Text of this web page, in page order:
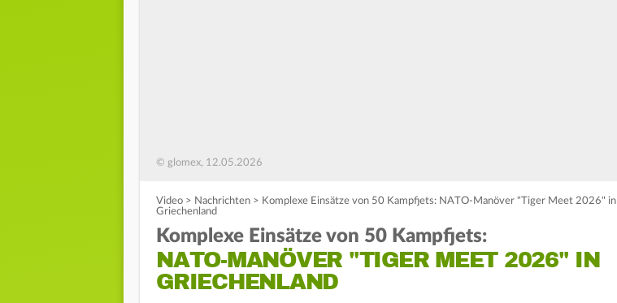
© glomex, 12.05.2026
Video > Nachrichten > Komplexe Einsätze von 50 Kampfjets: NATO-Manöver "Tiger Meet 2026" in
Griechenland
Komplexe Einsätze von 50 Kampfjets:
NATO-MANÖVER "TIGER MEET 2026" IN
GRIECHENLAND